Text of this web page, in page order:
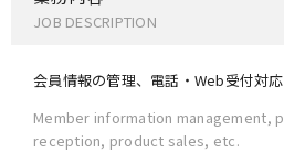
JOB DESCRIPTION
会員情報の管理、電話・Web受付対
Member information management,
reception, product sales, etc.